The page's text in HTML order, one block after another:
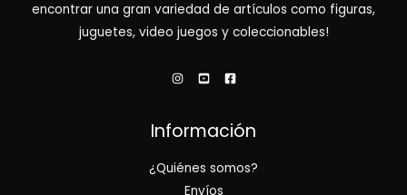
encontrar una gran variedad de artículos como figuras,
juguetes, video juegos y coleccionables!
Información
¿Quiénes somos?
Envíos